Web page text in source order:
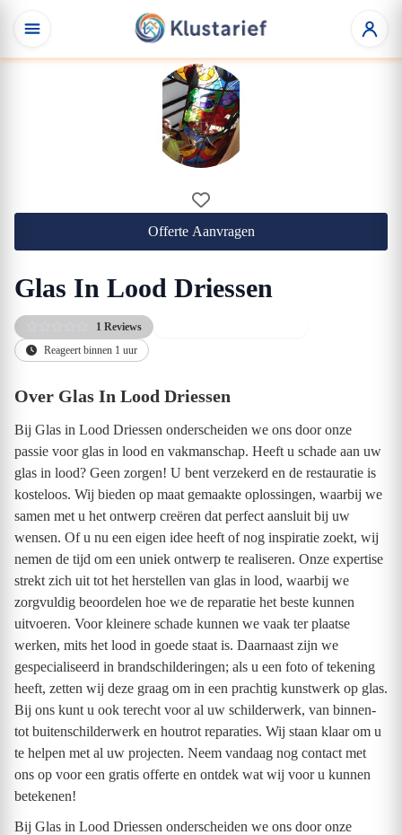
Offerte Aanvragen
Glas In Lood Driessen
1 Reviews
Reageert binnen 1 uur
Over Glas In Lood Driessen
Bij Glas in Lood Driessen onderscheiden we ons door onze
passie voor glas in lood en vakmanschap. Heeft u schade aan uw
glas in lood? Geen zorgen! U bent verzekerd en de restauratie is
kosteloos. Wij bieden op maat gemaakte oplossingen, waarbij we
samen met u het ontwerp creëren dat perfect aansluit bij uw
wensen. Of u nu een eigen idee heeft of nog inspiratie zoekt, wij
nemen de tijd om een uniek ontwerp te realiseren. Onze expertise
strekt zich uit tot het herstellen van glas in lood, waarbij we
zorgvuldig beoordelen hoe we de reparatie het beste kunnen
uitvoeren. Voor kleinere schade kunnen we vaak ter plaatse
werken, mits het lood in goede staat is. Daarnaast zijn we
gespecialiseerd in brandschilderingen; als u een foto of tekening
heeft, zetten wij deze graag om in een prachtig kunstwerk op glas.
Bij ons kunt u ook terecht voor al uw schilderwerk, van binnen-
tot buitenschilderwerk en houtrot reparaties. Wij staan klaar om u
te helpen met al uw projecten. Neem vandaag nog contact met
ons op voor een gratis offerte en ontdek wat wij voor u kunnen
betekenen!
Bij Glas in Lood Driessen onderscheiden we ons door onze